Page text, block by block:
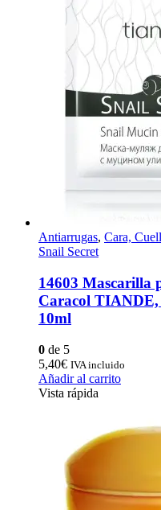
Antiarrugas, Cara,
Snail Secret
14603 Mascarilla
Caracol
10ml
0 de 5
5,40€ IVA incluido
Añadir al carrito
Vista rápida